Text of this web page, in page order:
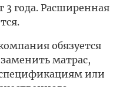
3 года. Расширенная
обязуется
матрас,
спецификациям или